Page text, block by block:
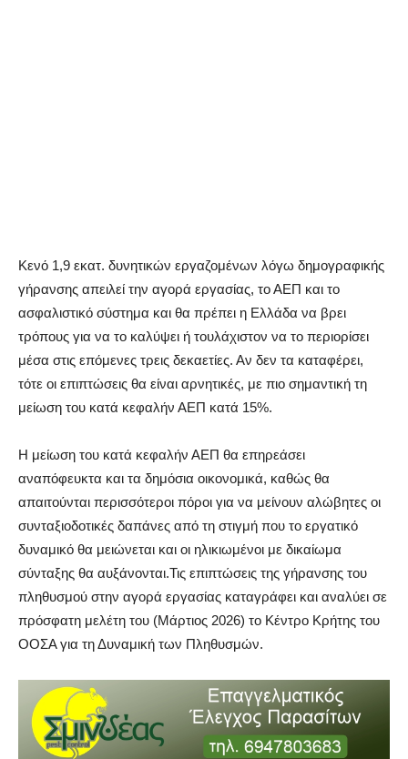
Κενό 1,9 εκατ. δυνητικών εργαζομένων λόγω δημογραφικής
γήρανσης απειλεί την αγορά εργασίας, το ΑΕΠ και το
ασφαλιστικό σύστημα και θα πρέπει η Ελλάδα να βρει
τρόπους για να το καλύψει ή τουλάχιστον να το περιορίσει
μέσα στις επόμενες τρεις δεκαετίες. Αν δεν τα καταφέρει,
τότε οι επιπτώσεις θα είναι αρνητικές, με πιο σημαντική τη
μείωση του κατά κεφαλήν ΑΕΠ κατά 15%.
Η μείωση του κατά κεφαλήν ΑΕΠ θα επηρεάσει
αναπόφευκτα και τα δημόσια οικονομικά, καθώς θα
απαιτούνται περισσότεροι πόροι για να μείνουν αλώβητες οι
συνταξιοδοτικές δαπάνες από τη στιγμή που το εργατικό
δυναμικό θα μειώνεται και οι ηλικιωμένοι με δικαίωμα
σύνταξης θα αυξάνονται.Τις επιπτώσεις της γήρανσης του
πληθυσμού στην αγορά εργασίας καταγράφει και αναλύει σε
πρόσφατη μελέτη του (Μάρτιος 2026) το Κέντρο Κρήτης του
ΟΟΣΑ για τη Δυναμική των Πληθυσμών.